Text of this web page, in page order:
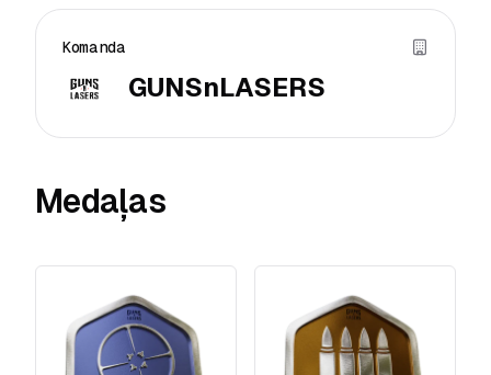
Komanda
GUNSnLASERS
Medaļas